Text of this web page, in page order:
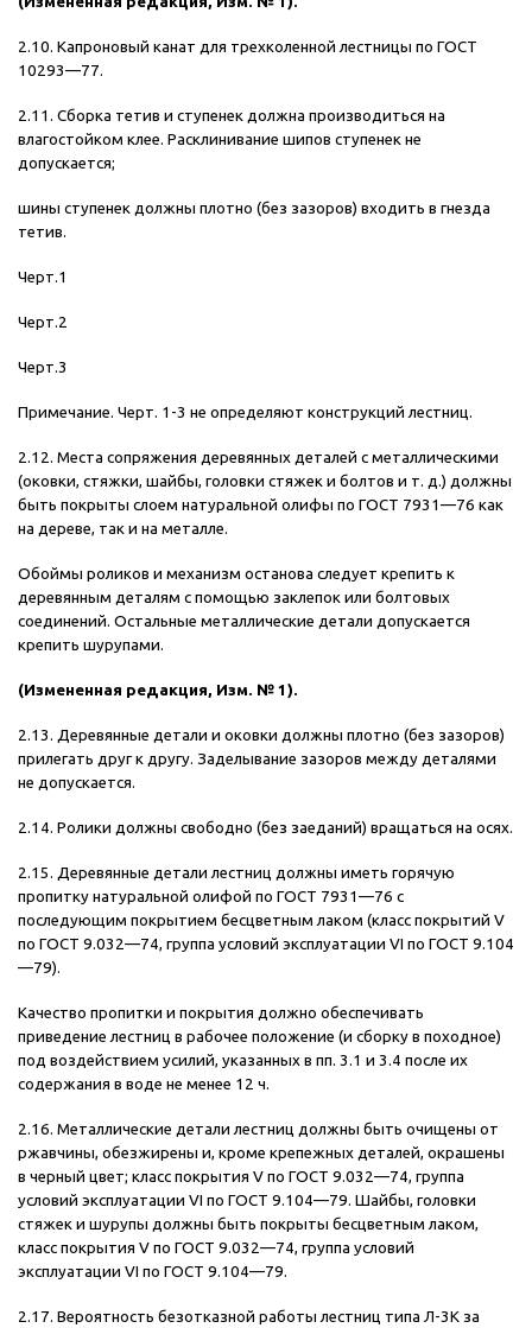
2.10. Капроновый канат для трехколенной лестницы по ГОСТ
10293—77.
2.11. Сборка тетив и ступенек должна производиться на
влагостойком клее. Расклинивание шипов ступенек не
допускается;
шины ступенек должны плотно (без зазоров) входить в гнезда
тетив.
Черт.1
Черт.2
Черт.3
Примечание. Черт. 1-3 не определяют конструкций лестниц.
2.12. Места сопряжения деревянных деталей с металлическими
(оковки, стяжки, шайбы, головки стяжек и болтов и т. д.) должны
быть покрыты слоем натуральной олифы по ГОСТ 7931—76 как
на дереве, так и на металле.
Обоймы роликов и механизм останова следует крепить к
деревянным деталям с помощью заклепок или болтовых
соединений. Остальные металлические детали допускается
крепить шурупами.
(Измененная редакция, Изм. № 1).
2.13. Деревянные детали и оковки должны плотно (без зазоров)
прилегать друг к другу. Заделывание зазоров между деталями
не допускается.
2.14. Ролики должны свободно (без заеданий) вращаться на осях.
2.15. Деревянные детали лестниц должны иметь горячую
пропитку натуральной олифой по ГОСТ 7931—76 с
последующим покрытием бесцветным лаком (класс покрытий V
по ГОСТ 9.032—74, группа условий эксплуатации VI по ГОСТ 9.104
—79).
Качество пропитки и покрытия должно обеспечивать
приведение лестниц в рабочее положение (и сборку в походное)
под воздействием усилий, указанных в пп. 3.1 и 3.4 после их
содержания в воде не менее 12 ч.
2.16. Металлические детали лестниц должны быть очищены от
ржавчины, обезжирены и, кроме крепежных деталей, окрашены
в черный цвет; класс покрытия V по ГОСТ 9.032—74, группа
условий эксплуатации VI по ГОСТ 9.104—79. Шайбы, головки
стяжек и шурупы должны быть покрыты бесцветным лаком,
класс покрытия V по ГОСТ 9.032—74, группа условий
эксплуатации VI по ГОСТ 9.104—79.
2.17. Вероятность безотказной работы лестниц типа Л-3К за